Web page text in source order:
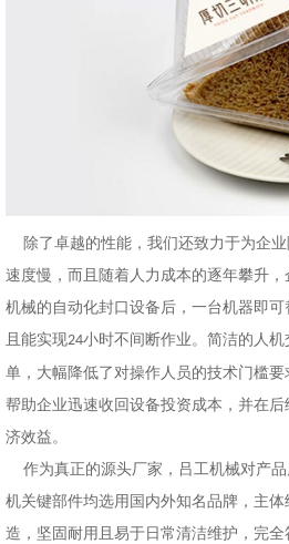
除了卓越的性能，我们还致力于为企
速度慢，而且随着人力成本的逐年攀升
机械的自动化封口设备后，一台机器即可
且能实现24小时不间断作业。简洁的人
单，大幅降低了对操作人员的技术门槛
帮助企业迅速收回设备投资成本，并在
济效益。
作为真正的源头厂家，吕工机械对产
机关键部件均选用国内外知名品牌，主
造，坚固耐用且易于日常清洁维护，完全